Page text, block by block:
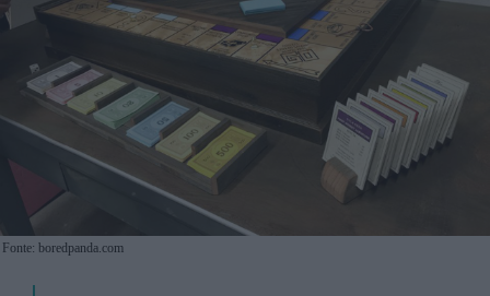
Fonte: boredpanda.com